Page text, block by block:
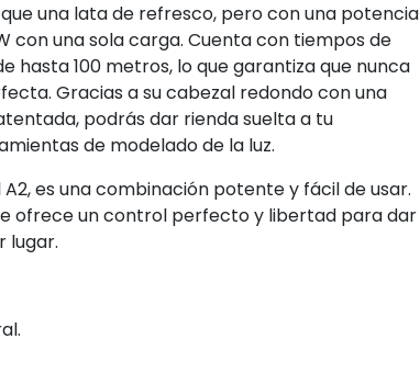
una lata de refresco, pero con una potencia
con una sola carga. Cuenta con tiempos de
100 metros, lo que garantiza que nunca
Gracias a su cabezal redondo con una
podrás dar rienda suelta a tu
de modelado de la luz.
es una combinación potente y fácil de usar.
ofrece un control perfecto y libertad para dar
lugar.